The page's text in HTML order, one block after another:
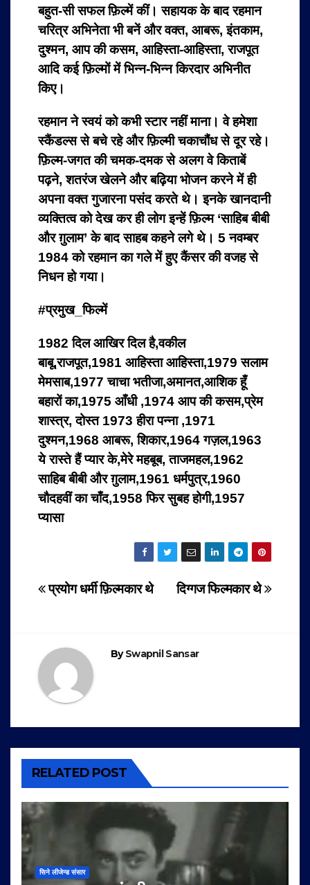
बहुत-सी सफल फ़िल्में कीं। सहायक के बाद रहमान
चरित्र अभिनेता भी बनें और वक्त, आबरू, इंतकाम,
दुश्मन, आप की कसम, आहिस्ता-आहिस्ता, राजपूत
आदि कई फ़िल्मों में भिन्न-भिन्न किरदार अभिनीत
किए।
रहमान ने स्वयं को कभी स्टार नहीं माना। वे हमेशा
स्कैंडल्स से बचे रहे और फ़िल्मी चकाचौंध से दूर रहे।
फ़िल्म-जगत की चमक-दमक से अलग वे किताबें
पढ़ने, शतरंज खेलने और बढ़िया भोजन करने में ही
अपना वक्त गुजारना पसंद करते थे। इनके खानदानी
व्यक्तित्व को देख कर ही लोग इन्हें फ़िल्म ‘साहिब बीबी
और ग़ुलाम’ के बाद साहब कहने लगे थे। 5 नवम्बर
1984 को रहमान का गले में हुए कैंसर की वजह से
निधन हो गया।
#प्रमुख_फिल्में
1982 दिल आखिर दिल है,वकील
बाबू,राजपूत,1981 आहिस्ता आहिस्ता,1979 सलाम
मेमसाब,1977 चाचा भतीजा,अमानत,आशिक हूँ
बहारों का,1975 आँधी ,1974 आप की कसम,प्रेम
शास्त्र, दोस्त 1973 हीरा पन्ना ,1971
दुश्मन,1968 आबरू, शिकार,1964 गज़ल,1963
ये रास्ते हैं प्यार के,मेरे महबूब, ताजमहल,1962
साहिब बीबी और ग़ुलाम,1961 धर्मपुत्र,1960
चौदहवीं का चाँद,1958 फिर सुबह होगी,1957
प्यासा
Post
दिग्गज फिल्मकार थे
प्रयोग धर्मी फ़िल्मकार थे
BySwapnil Sansar
RELATED POST
सिने लीजेन्ड संसार